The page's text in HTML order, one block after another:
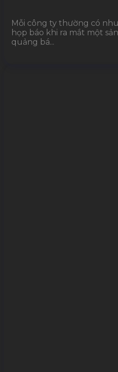
Mỗi công ty thường có
họp báo khi ra mắt một
quảng bá...